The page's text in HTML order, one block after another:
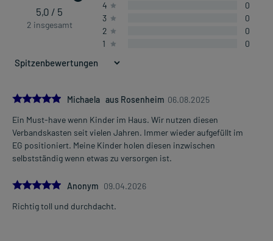
5,0 / 5
2 insgesamt
4
0
3
0
2
0
1
0
5.0
Michaela aus Rosenheim 06.08.2025
Ein Must-have wenn Kinder im Haus. Wir nutzen diesen
Verbandskasten seit vielen Jahren. Immer wieder aufgefüllt im
EG positioniert. Meine Kinder holen diesen inzwischen
selbstständig wenn etwas zu versorgen ist.
5.0Anonym 09.04.2026
Richtig toll und durchdacht.